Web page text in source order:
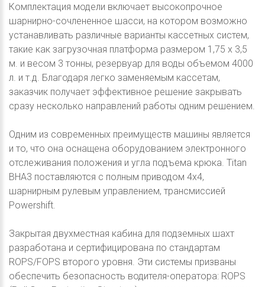
Комплектация модели включает высокопрочное
шарнирно-сочлененное шасси, на котором возможно
устанавливать различные варианты кассетных систем,
такие как загрузочная платформа размером 1,75 x 3,5
м. и весом 3 тонны, резервуар для воды объемом 4000
л. и т.д. Благодаря легко заменяемым кассетам,
заказчик получает эффективное решение закрывать
сразу несколько направлений работы одним решением.
Одним из современных преимуществ машины является
и то, что она оснащена оборудованием электронного
отслеживания положения и угла подъема крюка. Titan
BHA3 поставляются с полным приводом 4x4,
шарнирным рулевым управлением, трансмиссией
Powershift.
Закрытая двухместная кабина для подземных шахт
разработана и сертифицирована по стандартам
ROPS/FOPS второго уровня. Эти системы призваны
обеспечить безопасность водителя-оператора: ROPS